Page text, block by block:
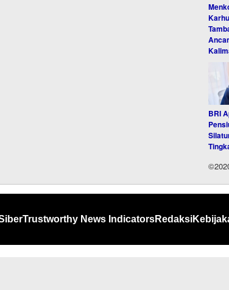
BRI
Trustworthy News IndicatorsRedaksi